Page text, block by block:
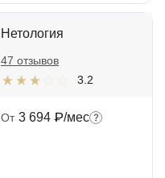
Нетология
3.2
47 отзывов
От 3 694 ₽/мес